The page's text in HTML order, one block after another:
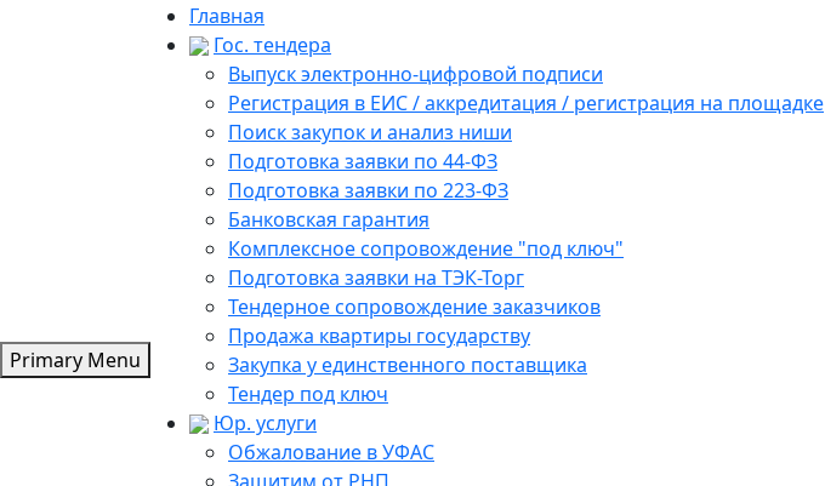
Primary Menu
Главная
Гос. тендера
Выпуск электронно-цифровой подписи
Регистрация в ЕИС / аккредитация / регистрация на площадке
Поиск закупок и анализ ниши
Подготовка заявки по 44-ФЗ
Подготовка заявки по 223-ФЗ
Банковская гарантия
Комплексное сопровождение "под ключ"
Подготовка заявки на ТЭК-Торг
Тендерное сопровождение заказчиков
Продажа квартиры государству
Закупка у единственного поставщика
Тендер под ключ
Юр. услуги
Обжалование в УФАС